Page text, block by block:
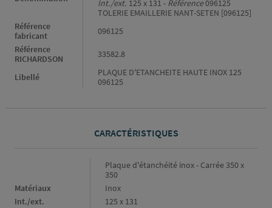
Int./ext. 125 x 131 - Référence096125
TOLERIE EMAILLERIE NANT-SETEN [096125]
Référence
fabricant
096125
Référence
RICHARDSON
33582.8
Libellé
PLAQUE D'ETANCHEITE HAUTE INOX 125
096125
CARACTÉRISTIQUES
Plaque d'étanchéité inox - Carrée 350 x
350
Matériaux
Inox
Int./ext.
125 x 131